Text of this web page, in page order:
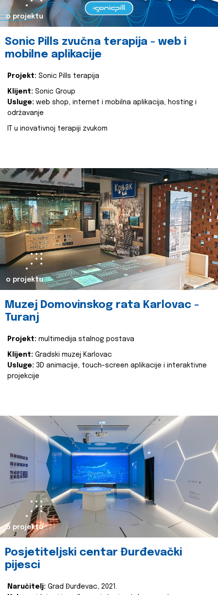
o projektu
Sonic Pills zvučna terapija - web i
mobilne aplikacije
Projekt: Sonic Pills terapija
Klijent: Sonic Group
Usluge: web shop, internet i mobilna aplikacija, hosting i
održavanje
IT u inovativnoj terapiji zvukom
o projektu
Muzej Domovinskog rata Karlovac -
Turanj
Projekt: multimedija stalnog postava
Klijent: Gradski muzej Karlovac
Usluge: 3D animacije, touch-screen aplikacije i interaktivne
projekcije
o projektu
Posjetiteljski centar Đurđevački
pijesci
Naručitelj: Grad Đurđevac, 2021.